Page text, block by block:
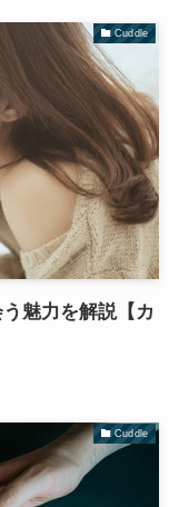
Cuddle
魅力を解説【カ
Cuddle